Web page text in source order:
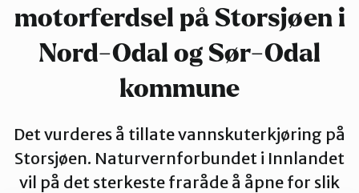
Gjøvik, Toten og Land
motorferdsel på Storsjøen i
Nord-Odal og Sør-Odal
kommune
Det vurderes å tillate vannskuterkjøring på
Storsjøen. Naturvernforbundet i Innlandet
vil på det sterkeste fraråde å åpne for slik